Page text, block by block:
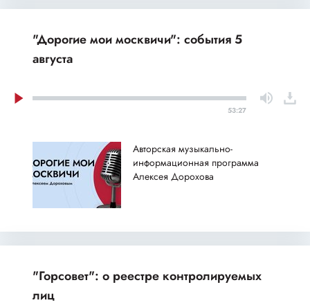
"Дорогие мои москвичи": события 5
августа
53:27
Авторская музыкально-
информационная программа
Алексея Дорохова
"Горсовет": о реестре контролируемых
лиц